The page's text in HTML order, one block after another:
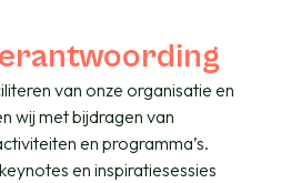
van onze organisatie en
wij met bijdragen van
en programma’s.
en inspiratiesessies